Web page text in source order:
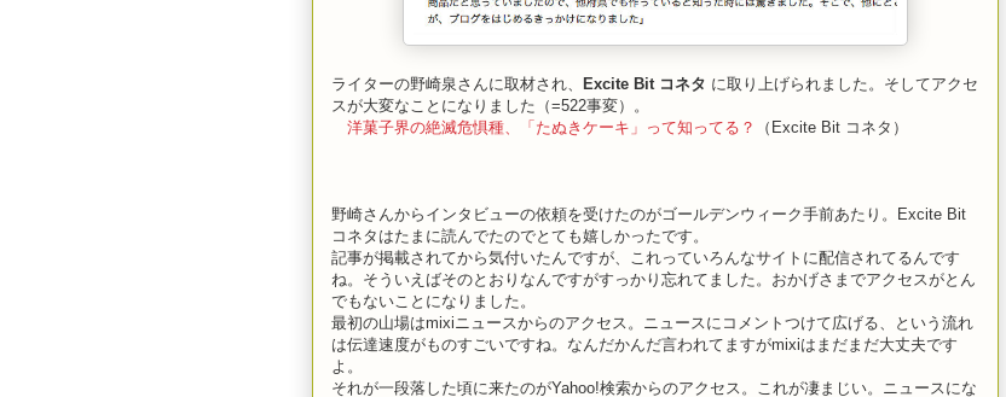
ライターの野崎泉さんに取材され、 Excite Bit コネタ に取り上げられました。そしてアクセ
スが大変なことになりました（=522事変）。
洋菓子界の絶滅危惧種、「たぬきケーキ」って知ってる？
（Excite Bit コネタ）
野崎さんからインタビューの依頼を受けたのがゴールデンウィーク手前あたり。Excite Bit
コネタはたまに読んでたのでとても嬉しかったです。
記事が掲載されてから気付いたんですが、これっていろんなサイトに配信されてるんです
ね。そういえばそのとおりなんですがすっかり忘れてました。おかげさまでアクセスがとん
でもないことになりました。
最初の山場はmixiニュースからのアクセス。ニュースにコメントつけて広げる、という流れ
は伝達速度がものすごいですね。なんだかんだ言われてますがmixiはまだまだ大丈夫です
よ。
それが一段落した頃に来たのがYahoo!検索からのアクセス。これが凄まじい。ニュースにな